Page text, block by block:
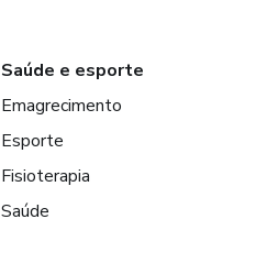
Saúde e esporte
Emagrecimento
Esporte
Fisioterapia
Saúde